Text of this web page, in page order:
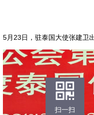
5月23日，驻泰国大使张建卫
扫一扫